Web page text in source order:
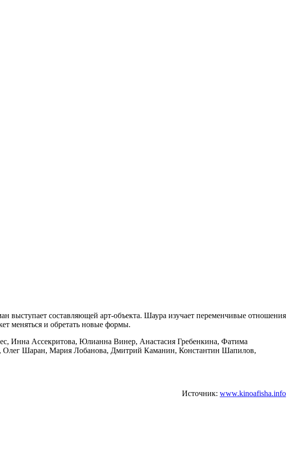
выступает составляющей арт-объекта. Шаура изучает переменчивые отношения
меняться и обретать новые формы.
Инна Ассекритова, Юлианна Винер, Анастасия Гребенкина, Фатима
Олег Шаран, Мария Лобанова, Дмитрий Каманин, Константин Шапилов,
Источник: www.kinoafisha.info